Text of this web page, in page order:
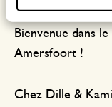
Bienvenue dans
Amersfoort !
Chez Dille &